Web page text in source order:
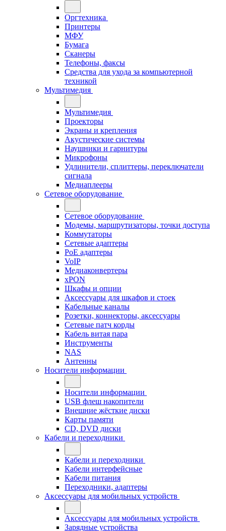
Оргтехника
Принтеры
МФУ
Бумага
Сканеры
Телефоны, факсы
Средства для ухода за компьютерной
техникой
Мультимедия
Мультимедия
Проекторы
Экраны и крепления
Акустические системы
Наушники и гарнитуры
Микрофоны
Удлинители, сплиттеры, переключатели
сигнала
Медиаплееры
Сетевое оборудование
Сетевое оборудование
Модемы, маршрутизаторы, точки доступа
Коммутаторы
Сетевые адаптеры
PoE адаптеры
VoIP
Медиаконвертеры
xPON
Шкафы и опции
Аксессуары для шкафов и стоек
Кабельные каналы
Розетки, коннекторы, аксессуары
Сетевые патч корды
Кабель витая пара
Инструменты
NAS
Антенны
Носители информации
Носители информации
USB флеш накопители
Внешние жёсткие диски
Карты памяти
CD, DVD диски
Кабели и переходники
Кабели и переходники
Кабели интерфейсные
Кабели питания
Переходники, адаптеры
Аксессуары для мобильных устройств
Аксессуары для мобильных устройств
Зарядные устройства